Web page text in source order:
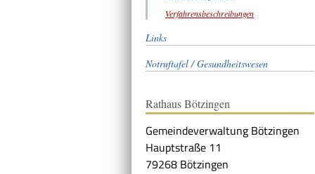
Verfahrensbeschreibungen
Links
Notruftafel / Gesundheitswesen
Rathaus Bötzingen
Gemeindeverwaltung Bötzingen
Hauptstraße 11
79268 Bötzingen